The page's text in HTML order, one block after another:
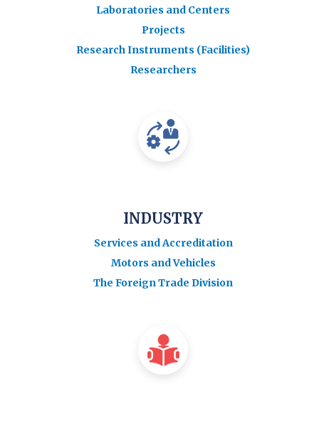
Laboratories and Centers
Projects
Research Instruments (Facilities)
Researchers
INDUSTRY
Services and Accreditation
Motors and Vehicles
The Foreign Trade Division